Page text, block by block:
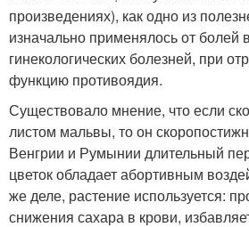
произведениях), как одно из
изначально применялось от болей
гинекологических болезней, при
функцию противоядия.
Существовало мнение, что если
листом мальвы, то он
Венгрии и Румынии длительный
цветок обладает абортивным
же деле, растение используется:
снижения сахара в крови,